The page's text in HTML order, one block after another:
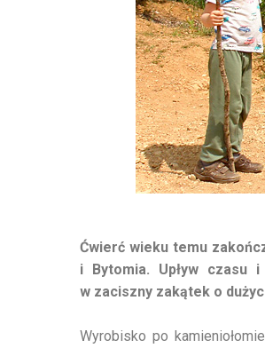
Ćwierć wieku temu
i Bytomia. Upływ czasu
w zaciszny zakątek o
Wyrobisko po